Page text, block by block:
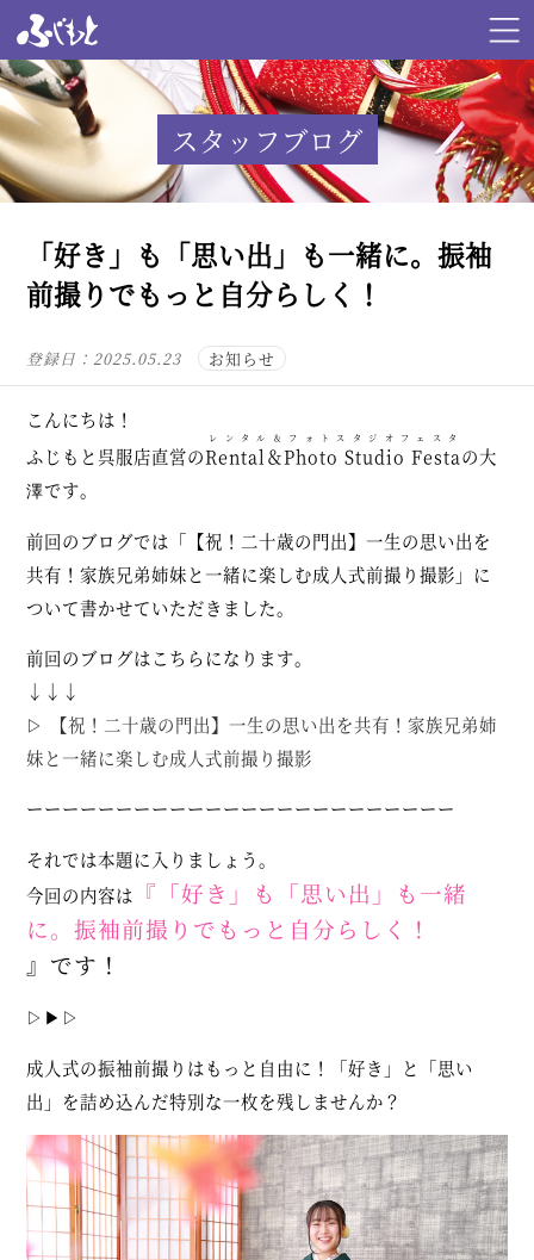
スタッフブログ
「好き」も「思い出」も一緒に。振袖
前撮りでもっと自分らしく！
登録日：2025.05.23 お知らせ
こんにちは！
ふじもと呉服店直営のRental＆Photo Studio Festa
レンタル＆フォトスタジオフェスタ
の大
澤です。
前回のブログでは「【祝！二十歳の門出】一生の思い出を
共有！家族兄弟姉妹と一緒に楽しむ成人式前撮り撮影」に
ついて書かせていただきました。
前回のブログはこちらになります。
↓↓↓
▷
【祝！二十歳の門出】一生の思い出を共有！家族兄弟姉
妹と一緒に楽しむ成人式前撮り撮影
ーーーーーーーーーーーーーーーーーーーーーーーー
それでは本題に入りましょう。
今回の内容は
『「好き」も「思い出」も一緒
に。振袖前撮りでもっと自分らしく！
』です！
▷▶▷
成人式の振袖前撮りはもっと自由に！「好き」と「思い
出」を詰め込んだ特別な一枚を残しませんか？